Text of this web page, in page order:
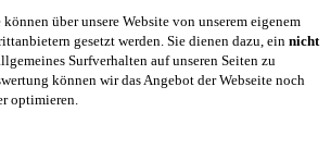
über unsere Website von unserem eigenem
gesetzt werden. Sie dienen dazu, ein nicht
Surfverhalten auf unseren Seiten zu
können wir das Angebot der Webseite noch
optimieren.